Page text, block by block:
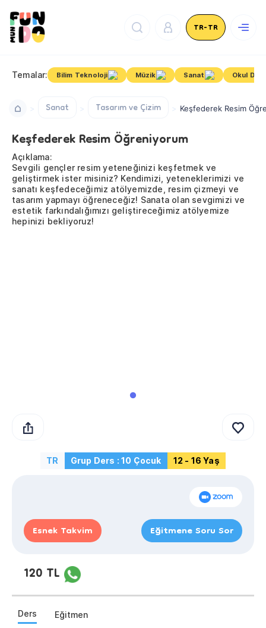
TR-TR
Temalar: Bilim Teknoloji Müzik Sanat Okul
Sanat Tasarım ve Çizim Keşfederek Resim
Keşfederek Resim Öğreniyorum
Açıklama:
Sevgili gençler resim yeteneğinizi keşfetmek ve
geliştirmek ister misiniz? Kendimizi, yeteneklerimizi ve
sanatı keşfedeceğimiz atölyemizde, resim çizmeyi ve
tasarım yapmayı öğreneceğiz! Sanata olan sevgimizi ve
estetik farkındalığımızı geliştireceğimiz atölyemize
hepinizi bekliyoruz!
TR Grup Ders : 10 Çocuk 12 - 16 Yaş
Esnek Takvim Eğitmene Soru Sor
120 TL
Ders Eğitmen